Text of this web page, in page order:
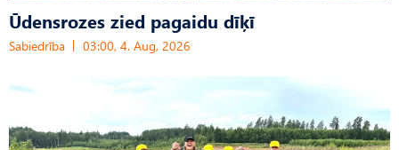
Ūdensrozes zied pagaidu dīķī
Sabiedrība 03:00, 4. Aug, 2026